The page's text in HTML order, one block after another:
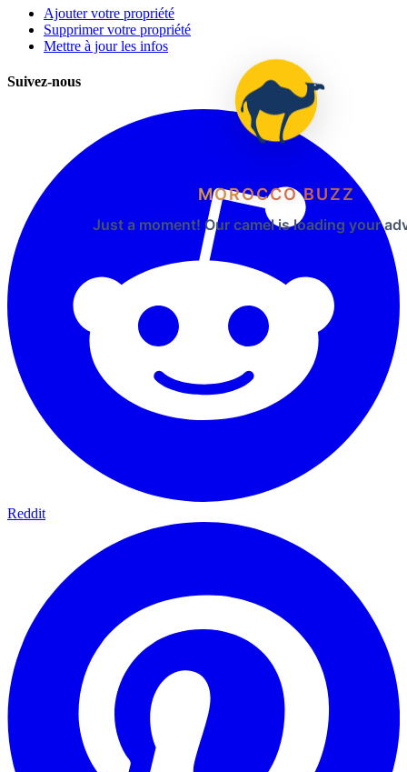
MOROCCO BUZZ
Just a moment! Our camel is loading your
Ajouter votre propriété
Supprimer votre propriété
Mettre à jour les infos
Suivez-nous
Reddit